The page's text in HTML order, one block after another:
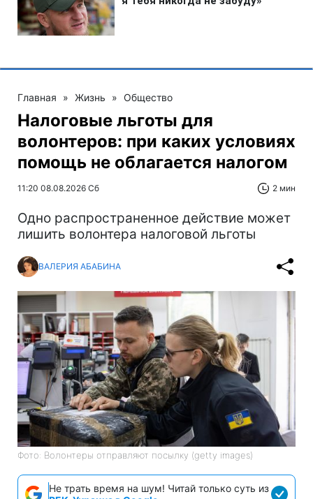
Главная » Жизнь » Общество
Налоговые льготы для
волонтеров: при каких условиях
помощь не облагается налогом
11:20 08.08.2026 Сб 2 мин
Одно распространенное действие может
лишить волонтера налоговой льготы
ВАЛЕРИЯ АБАБИНА
Фото: Волонтеры отправляют посылку (getty images)
Не трать время на шум! Читай только суть из